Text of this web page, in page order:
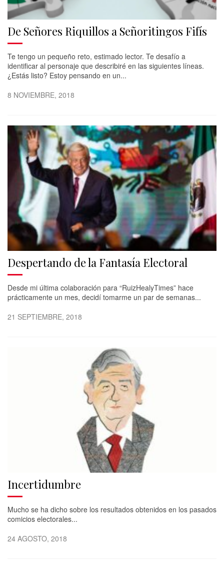
De Señores Riquillos a Señoritingos Fifís
Te tengo un pequeño reto, estimado lector. Te desafío a
identificar al personaje que describiré en las siguientes líneas.
¿Estás listo? Estoy pensando en un...
8 NOVIEMBRE, 2018
Despertando de la Fantasía Electoral
Desde mi última colaboración para “RuizHealyTimes” hace
prácticamente un mes, decidí tomarme un par de semanas...
21 SEPTIEMBRE, 2018
Incertidumbre
Mucho se ha dicho sobre los resultados obtenidos en los pasados
comicios electorales...
24 AGOSTO, 2018